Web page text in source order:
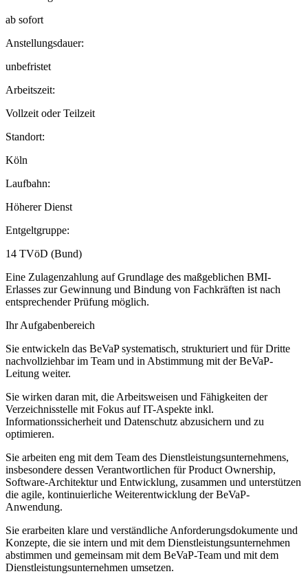
ab sofort
Anstellungsdauer:
unbefristet
Arbeitszeit:
Vollzeit oder Teilzeit
Standort:
Köln
Laufbahn:
Höherer Dienst
Entgeltgruppe:
14 TVöD (Bund)
Eine Zulagenzahlung auf Grundlage des maßgeblichen BMI-
Erlasses zur Gewinnung und Bindung von Fachkräften ist nach
entsprechender Prüfung möglich.
Ihr Aufgabenbereich
Sie entwickeln das BeVaP systematisch, strukturiert und für Dritte
nachvollziehbar im Team und in Abstimmung mit der BeVaP-
Leitung weiter.
Sie wirken daran mit, die Arbeitsweisen und Fähigkeiten der
Verzeichnisstelle mit Fokus auf IT-Aspekte inkl.
Informationssicherheit und Datenschutz abzusichern und zu
optimieren.
Sie arbeiten eng mit dem Team des Dienstleistungsunternehmens,
insbesondere dessen Verantwortlichen für Product Ownership,
Software-Architektur und Entwicklung, zusammen und unterstützen
die agile, kontinuierliche Weiterentwicklung der BeVaP-
Anwendung.
Sie erarbeiten klare und verständliche Anforderungsdokumente und
Konzepte, die sie intern und mit dem Dienstleistungsunternehmen
abstimmen und gemeinsam mit dem BeVaP-Team und mit dem
Dienstleistungsunternehmen umsetzen.